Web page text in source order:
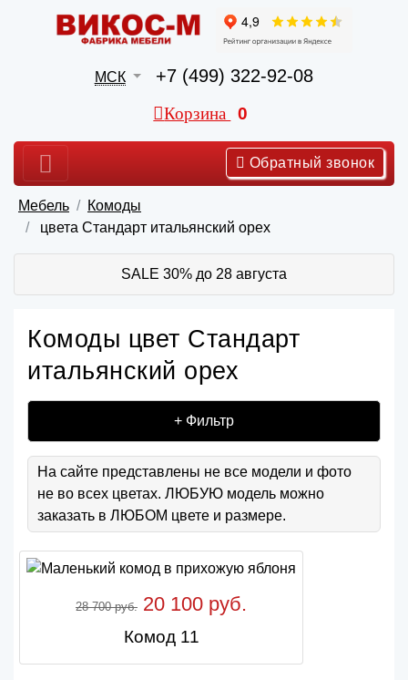
МСК +7 (499) 322-92-08
Корзина 0
Обратный звонок
Мебель
Комоды
цвета Стандарт итальянский орех
SALE 30% до 28 августа
Комоды цвет Стандарт
итальянский орех
+ Фильтр
На сайте представлены не все модели и фото
не во всех цветах. ЛЮБУЮ модель можно
заказать в ЛЮБОМ цвете и размере.
28 700 руб. 20 100 руб.
Комод 11